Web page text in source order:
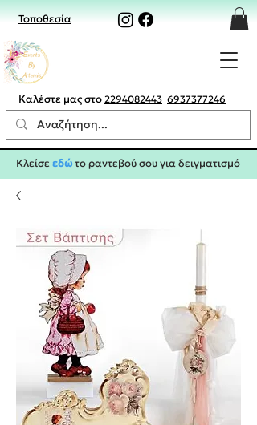
Τοποθεσία
Καλέστε μας στο 2294082443 6937377246
Κλείσεεδώτο ραντεβού σου για δειγματισμό